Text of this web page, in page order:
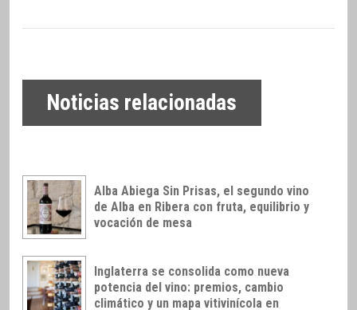
Noticias relacionadas
Alba Abiega Sin Prisas, el segundo vino
de Alba en Ribera con fruta, equilibrio y
vocación de mesa
Inglaterra se consolida como nueva
potencia del vino: premios, cambio
climático y un mapa vitivinícola en